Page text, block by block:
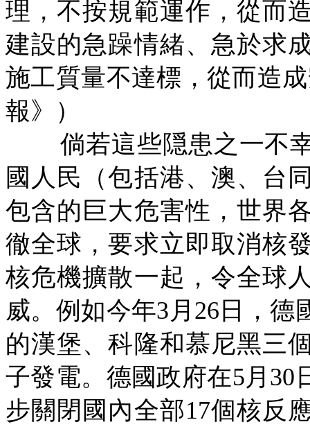
理，不按規範運作，從而
建設的急躁情緒、急於求
施工質量不達標，從而造
報》）
倘若這些隠患之一不
國人民（包括港、澳、台
包含的巨大危害性，世界
徹全球，要求立即取消核
核危機擴散一起，令全球
威。例如今年3 月 26 日，德
的漢堡、科隆和慕尼黑三
子發電。德國政府在5月 30
步關閉國內全部17個核反